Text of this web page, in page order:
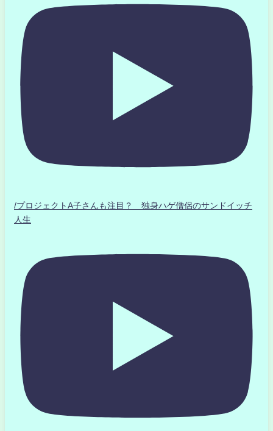
/プロジェクトA子さんも注目？ 独身ハゲ僧侶のサンドイッチ
人生